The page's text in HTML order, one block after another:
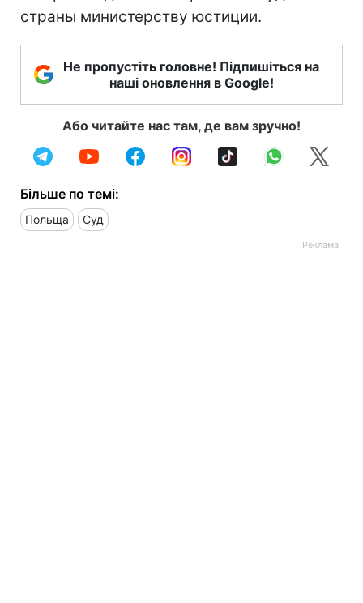
страны министерству юстиции.
Не пропустіть головне! Підпишіться на
наші оновлення в Google!
Або читайте нас там, де вам зручно!
Більше по темі:
Польща Суд